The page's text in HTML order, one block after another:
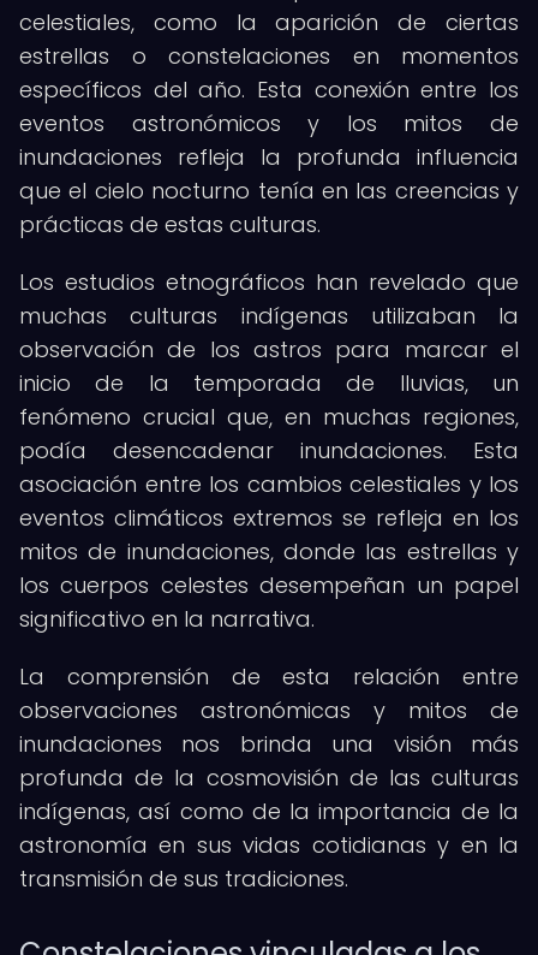
celestiales, como la aparición de ciertas
estrellas o constelaciones en momentos
específicos del año. Esta conexión entre los
eventos astronómicos y los mitos de
inundaciones refleja la profunda influencia
que el cielo nocturno tenía en las creencias y
prácticas de estas culturas.
Los estudios etnográficos han revelado que
muchas culturas indígenas utilizaban la
observación de los astros para marcar el
inicio de la temporada de lluvias, un
fenómeno crucial que, en muchas regiones,
podía desencadenar inundaciones. Esta
asociación entre los cambios celestiales y los
eventos climáticos extremos se refleja en los
mitos de inundaciones, donde las estrellas y
los cuerpos celestes desempeñan un papel
significativo en la narrativa.
La comprensión de esta relación entre
observaciones astronómicas y mitos de
inundaciones nos brinda una visión más
profunda de la cosmovisión de las culturas
indígenas, así como de la importancia de la
astronomía en sus vidas cotidianas y en la
transmisión de sus tradiciones.